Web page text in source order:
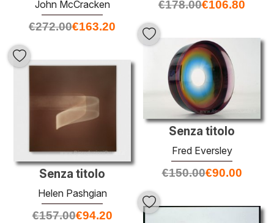
€178.00€106.80
John McCracken
€272.00€163.20
Senza titolo
Fred Eversley
€150.00€90.00
Senza titolo
Helen Pashgian
€157.00€94.20